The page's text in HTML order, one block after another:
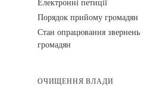
Порядок прийому громадян
Стан опрацювання звернень
громадян
ОЧИЩЕННЯ ВЛАДИ